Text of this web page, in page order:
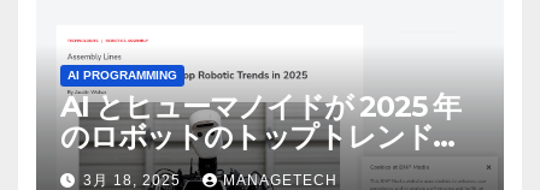
AI PROGRAMMING
AI とヒューマノイドが 2025 年
のロボットのトップトレンドに |
ASSEMBLY
3月 18, 2025 MANAGETECH